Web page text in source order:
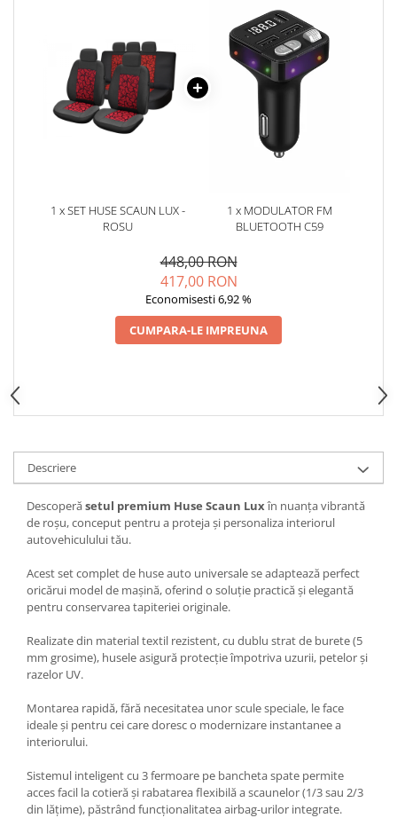
Accesorii Camioane
Lampi si Proiectoare Camion
Marcaje si Echipamente de
Siguranta
Echipamente ADR si Utilitare
Aditivi Ulei Motor
Aditivi DPF, Sistem Racire si
Antigel
Spray Curatare Frane
Lubrifianti si Spray-uri de Curatare
Vopsitorie, Chituri si Adezivi
Curatare si Detailing Exterior
Articole Auto Sezoniere
Produse de Iarna
Produse de Vara
Blog
1 x SET HUSE SCAUN LUX -
ROSU
1 x MODULATOR FM
BLUETOOTH C59
448,00 RON
417,00 RON
Economisesti 6,92 %
CUMPARA-LE IMPREUNA
Descriere
Descoperăsetul premium Huse Scaun Luxîn nuanța vibrantă
de roșu, conceput pentru a proteja și personaliza interiorul
autovehiculului tău.
Acest set complet de huse auto universale se adaptează perfect
oricărui model de mașină, oferind o soluție practică și elegantă
pentru conservarea tapiteriei originale.
Realizate din material textil rezistent, cu dublu strat de burete (5
mm grosime), husele asigură protecție împotriva uzurii, petelor și
razelor UV.
Montarea rapidă, fără necesitatea unor scule speciale, le face
ideale și pentru cei care doresc o modernizare instantanee a
interiorului.
Sistemul inteligent cu 3 fermoare pe bancheta spate permite
acces facil la cotieră și rabatarea flexibilă a scaunelor (1/3 sau 2/3
din lățime), păstrând funcționalitatea airbag-urilor integrate.